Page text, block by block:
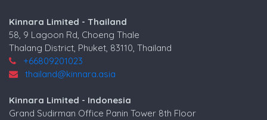
Kinnara Limited - Thailand
58, 9 Lagoon Rd, Choeng Thale
Thalang District, Phuket, 83110, Thailand
+66809201023
thailand@kinnara.asia
Kinnara Limited - Indonesia
Grand Sudirman Office Panin Tower 8th Floor